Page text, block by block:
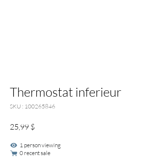
Thermostat inferieur
SKU : 100265846
25,99 $Prix
1 person viewing
0 recent sale